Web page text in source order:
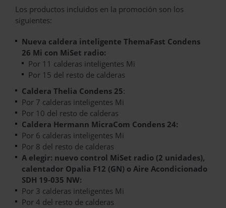
Los productos incluidos en la promoción son los
siguientes:
Nueva caldera inteligente ThemaFast Condens
26 Mi con MiSet radio:
Por 11 calderas inteligentes Mi
Por 15 del resto de calderas
Caldera Thelia Condens 25:
Por 7 calderas inteligentes Mi
Por 10 del resto de calderas
Caldera Hermann MicraCom Condens 24:
Por 6 calderas inteligentes Mi
Por 8 del resto de calderas
A elegir: nuevo control MiSet radio (2 unidades),
calentador Opalia F12 (GN) o Aire Acondicionado
SDH 19-035 NW:
Por 3 calderas inteligentes Mi
Por 4 del resto de calderas